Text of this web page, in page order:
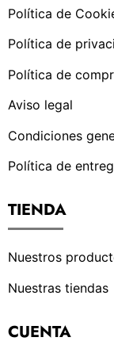
Política de
Política de
Política de
Aviso legal
Condiciones
Política de
TIENDA
Nuestros
Nuestras tiendas
CUENTA